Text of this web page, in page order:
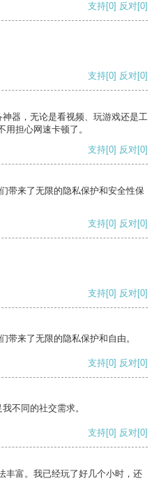
支持[0] 反对[0]
支持[0] 反对[0]
器，无论是看视频、玩游戏还是工
担心网速卡顿了。
支持[0] 反对[0]
带来了无限的隐私保护和安全性保
支持[0] 反对[0]
支持[0] 反对[0]
带来了无限的隐私保护和自由。
支持[0] 反对[0]
不同的社交需求。
支持[0] 反对[0]
丰富。我已经玩了好几个小时，还